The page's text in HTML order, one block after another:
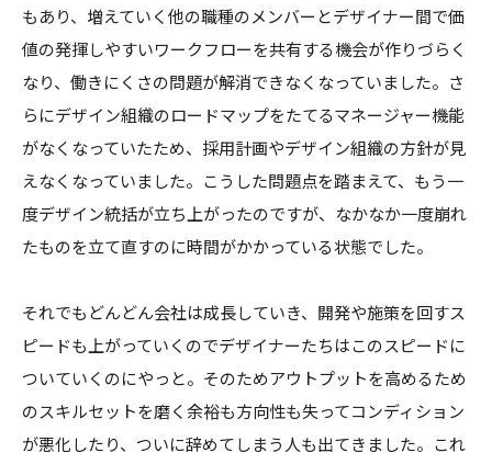
もあり、増えていく他の職種のメンバーとデザイナー間で価
値の発揮しやすいワークフローを共有する機会が作りづらく
なり、働きにくさの問題が解消できなくなっていました。さ
らにデザイン組織のロードマップをたてるマネージャー機能
がなくなっていたため、採用計画やデザイン組織の方針が見
えなくなっていました。こうした問題点を踏まえて、もう一
度デザイン統括が立ち上がったのですが、なかなか一度崩れ
たものを立て直すのに時間がかかっている状態でした。
それでもどんどん会社は成長していき、開発や施策を回すス
ピードも上がっていくのでデザイナーたちはこのスピードに
ついていくのにやっと。そのためアウトプットを高めるため
のスキルセットを磨く余裕も方向性も失ってコンディション
が悪化したり、ついに辞めてしまう人も出てきました。これ